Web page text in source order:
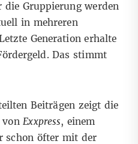
Gruppierung werden
in mehreren
Generation erhalte
Das stimmt
Beiträgen zeigt die
von Exxpress, einem
schon öfter mit der